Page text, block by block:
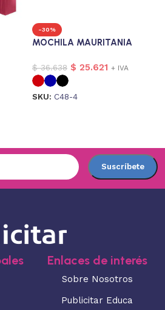
-30%
MOCHILA MAURITANIA
$36.638 $ 25.621 + IVA
SKU: C48-4
Enlaces de interés
Sobre Nosotros
Publicitar Educa